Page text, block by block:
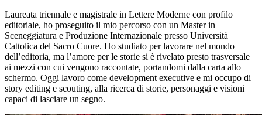
Laureata triennale e magistrale in Lettere Moderne con profilo
editoriale, ho proseguito il mio percorso con un Master in
Sceneggiatura e Produzione Internazionale presso Università
Cattolica del Sacro Cuore. Ho studiato per lavorare nel mondo
dell’editoria, ma l’amore per le storie si è rivelato presto trasversale
ai mezzi con cui vengono raccontate, portandomi dalla carta allo
schermo. Oggi lavoro come development executive e mi occupo di
story editing e scouting, alla ricerca di storie, personaggi e visioni
capaci di lasciare un segno.